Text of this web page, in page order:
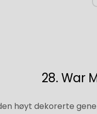
28. War
høyt dekorerte